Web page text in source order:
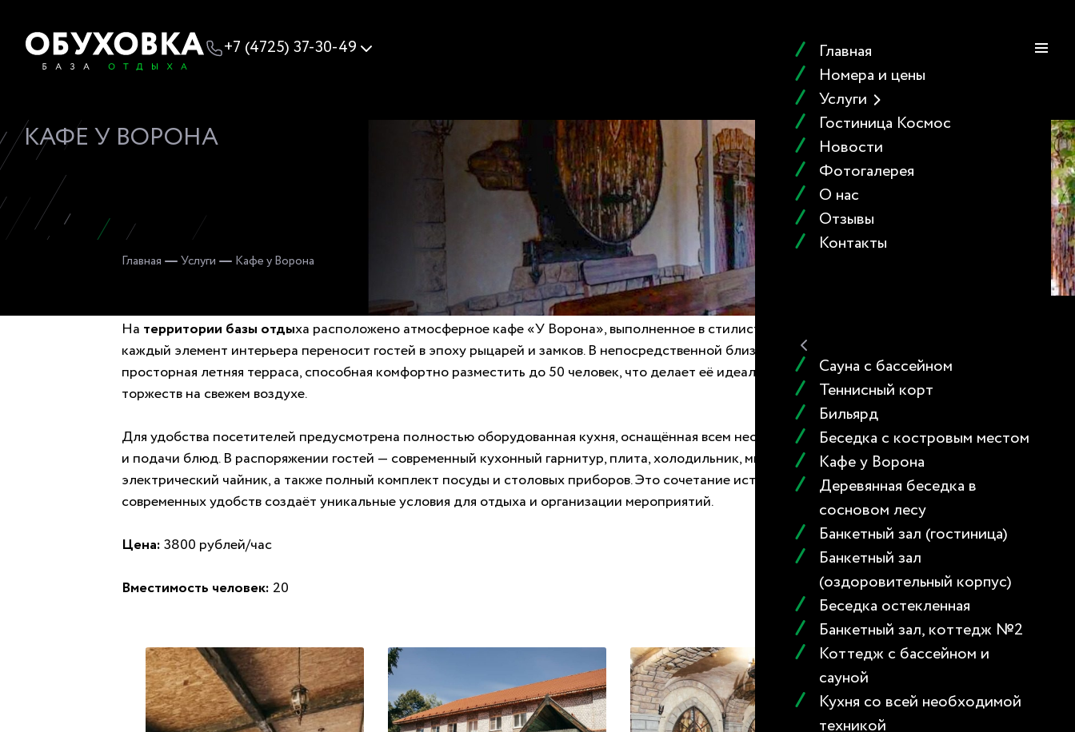
+7 (4725) 37-30-49 БРОНИРОВАТЬ
Главная
Номера и цены
Услуги
Гостиница Космос
Новости
Фотогалерея
О нас
Отзывы
Контакты
Сауна с бассейном
Теннисный корт
Бильярд
Беседка с костровым местом
Кафе у Ворона
Деревянная беседка в
сосновом лесу
Банкетный зал (гостиница)
Банкетный зал
(оздоровительный корпус)
Беседка остекленная
Банкетный зал, коттедж №2
Коттедж с бассейном и
сауной
Кухня со всей необходимой
техникой
КАФЕ У ВОРОНА
Главная Услуги Кафе у Ворона
На территории базы отдыха расположено атмосферное кафе «У Ворона», выполненное в стилистике Средневековья, где
каждый элемент интерьера переносит гостей в эпоху рыцарей и замков. В непосредственной близости от кафе находится
просторная летняя терраса, способная комфортно разместить до 50 человек, что делает её идеальным местом для проведения
торжеств на свежем воздухе.
Для удобства посетителей предусмотрена полностью оборудованная кухня, оснащённая всем необходимым для приготовления
и подачи блюд. В распоряжении гостей — современный кухонный гарнитур, плита, холодильник, микроволновая печь,
электрический чайник, а также полный комплект посуды и столовых приборов. Это сочетание исторической атмосферы и
современных удобств создаёт уникальные условия для отдыха и организации мероприятий.
Цена:3800 рублей/час
Вместимость человек: 20